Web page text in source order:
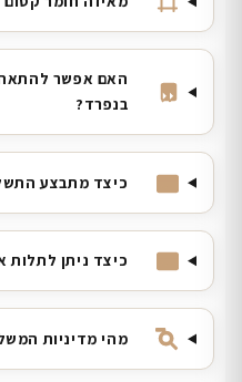
האם אפשר
בנפרד?
כיצד מתבצע
כיצד ניתן לתלות
מהי מדיניות